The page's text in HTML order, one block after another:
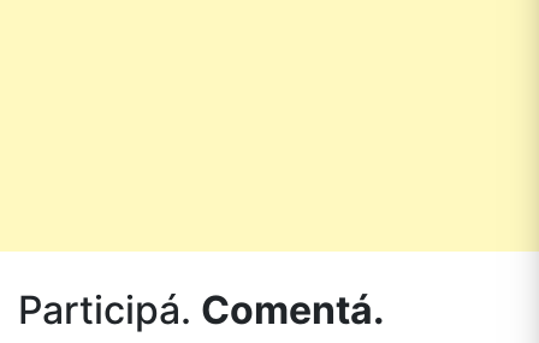
Participá. Comentá.